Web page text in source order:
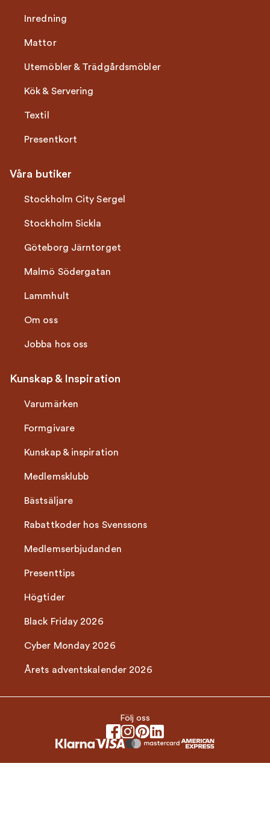
Inredning
Mattor
Utemöbler & Trädgårdsmöbler
Kök & Servering
Textil
Presentkort
Våra butiker
Stockholm City Sergel
Stockholm Sickla
Göteborg Järntorget
Malmö Södergatan
Lammhult
Om oss
Jobba hos oss
Kunskap & Inspiration
Varumärken
Formgivare
Kunskap & inspiration
Medlemsklubb
Bästsäljare
Rabattkoder hos Svenssons
Medlemserbjudanden
Presenttips
Högtider
Black Friday 2026
Cyber Monday 2026
Årets adventskalender 2026
Följ oss